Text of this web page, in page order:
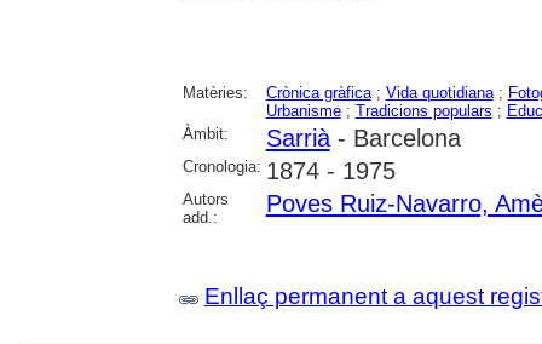
Matèries: Crònica gràfica; Vida quotidiana;
Urbanisme; Tradicions populars ;
Àmbit:
Sarrià- Barcelona
Cronologia: 1874 - 1975
Autors
add.:
Poves Ruiz-Navarro,
Enllaç permanent a aquest